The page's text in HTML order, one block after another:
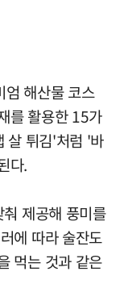
엄 해산물 코스
를 활용한 15가
살 튀김'처럼 '바
다.
제공해 풍미를
에 따라 술잔도
먹는 것과 같은